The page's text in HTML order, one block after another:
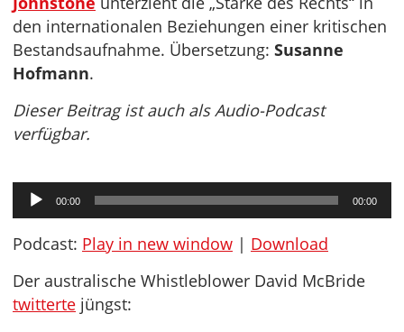
den internationalen Beziehungen einer kritischen
Bestandsaufnahme. Übersetzung: Susanne
Hofmann.
Dieser Beitrag ist auch als Audio-Podcast
verfügbar.
Audio-
Player
00:00 00:00
Podcast: Play in new window | Download
Der australische Whistleblower David McBride
twitterte jüngst: